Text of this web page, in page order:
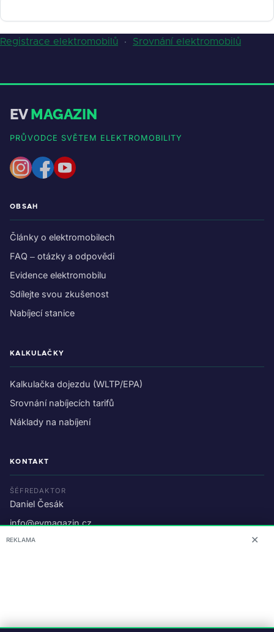
Registrace elektromobilů · Srovnání elektromobilů
EVMAGAZIN
PRŮVODCE SVĚTEM ELEKTROMOBILITY
OBSAH
Články o elektromobilech
FAQ – otázky a odpovědi
Evidence elektromobilu
Sdílejte svou zkušenost
Nabíjecí stanice
KALKULAČKY
Kalkulačka dojezdu (WLTP/EPA)
Srovnání nabíjecích tarifů
Náklady na nabíjení
KONTAKT
ŠÉFREDAKTOR
Daniel Česák
info@evmagazin.cz
O nás
REKLAMA ✕